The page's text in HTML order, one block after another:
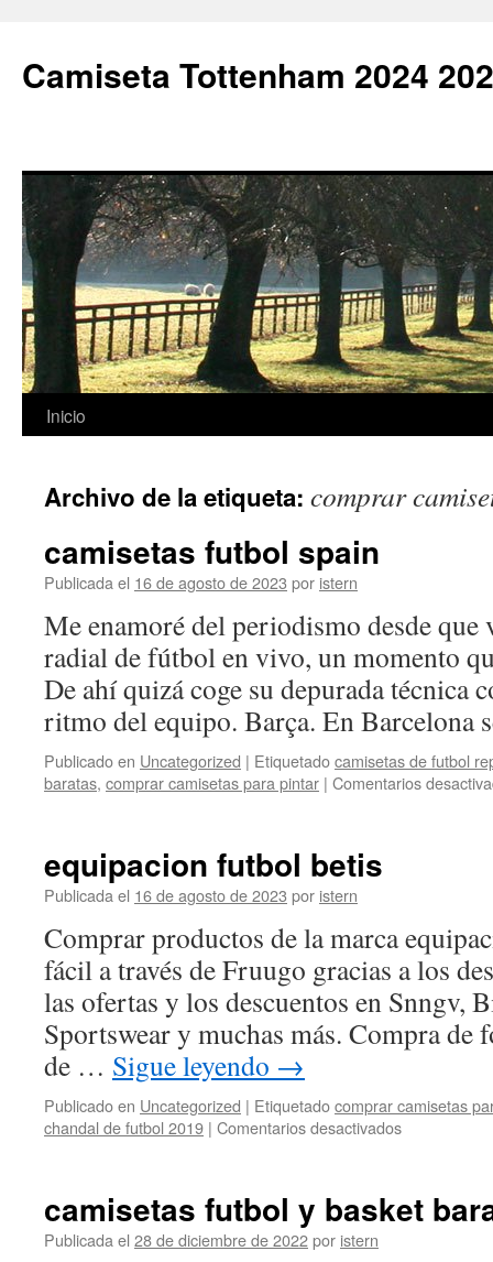
Camiseta Tottenham 2024
Saltar
contenido
Inicio
Archivo de la etiqueta: comprar
camisetas futbol spain
Publicada el 16 de agosto de 2023 por istern
Me enamoré del periodismo desde
radial de fútbol en vivo, un momento
De ahí quizá coge su depurada técnica
ritmo del equipo. Barça. En
Publicado en Uncategorized | Etiquetadocamisetas de futbol
baratas, comprar camisetas para pintar | Comentarios
equipacion futbol betis
Publicada el 16 de agosto de 2023 por istern
Comprar productos de la marca
fácil a través de Fruugo gracias a los
las ofertas y los descuentos en Snngv,
Sportswear y muchas más. Compra de
de … Sigue leyendo →
Publicado en Uncategorized | Etiquetadocomprar camisetas
chandal de futbol 2019 | Comentarios desactivadosen
camisetas futbol y basket
Publicada el 28 de diciembre de 2022por istern